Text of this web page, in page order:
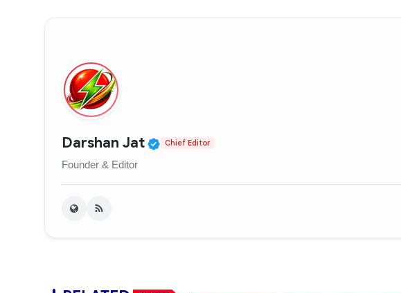
Darshan Jat Verified Public Figure • 05 Aug, 2014
Chief Editor
Founder & Editor